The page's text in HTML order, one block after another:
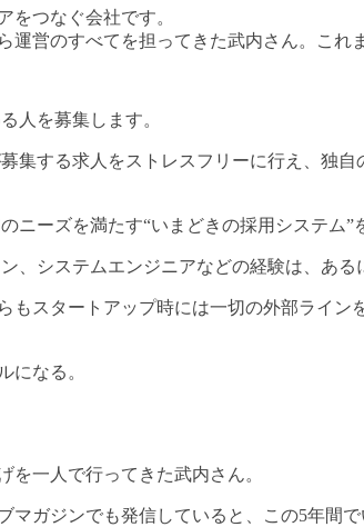
をつなぐ会社です。
営のすべてを担ってきた武内さん。これ
人を募集します。
集する求人をストレスフリーに行え、独
ーズを満たす“いまどきの採用システム”
システムエンジニアなどの経験は、あ
スタートアップ時には一切の外部ライン
になる。
一人で行ってきた武内さん。
マガジンでも発信していると、この5年間